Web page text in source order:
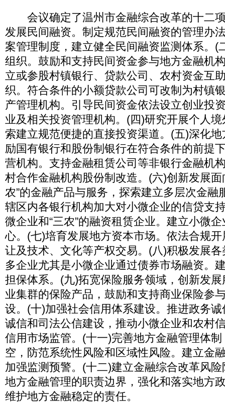
会议确定了温州市金融综合改革的十二
发展民间融资。制定规范民间融资的管理办
案管理制度，建立健全民间融资监测体系。(
组织。鼓励和支持民间资金参与地方金融机
立或参股村镇银行、贷款公司、农村资金互
织。符合条件的小额贷款公司可改制为村镇
产管理机构。引导民间资金依法设立创业投
业及相关投资管理机构。(四)研究开展个人
索建立规范便捷的直接投资渠道。(五)深化
励国有银行和股份制银行在符合条件的前提
营机构。支持金融租赁公司等非银行金融机
村合作金融机构股份制改造。(六)创新发展面
农”的金融产品与服务，探索建立多层次金融
辖区内各银行机构加大对小微企业的信贷支
微企业和“三农”的融资租赁企业。建立小微
心。(七)培育发展地方资本市场。依法合规
让及技术、文化等产权交易。(八)积极发展
多企业尤其是小微企业通过债券市场融资。
担保体系。(九)拓宽保险服务领域，创新发
业集群的保险产品，鼓励和支持商业保险参
设。(十)加强社会信用体系建设。推进政务
诚信和司法公信建设，推动小微企业和农村
信用市场监管。(十一)完善地方金融管理体
空，防范系统性风险和区域性风险。建立金
加强监测预警。(十二)建立金融综合改革风
地方金融管理的职责边界，强化和落实地方
维护地方金融稳定的责任。